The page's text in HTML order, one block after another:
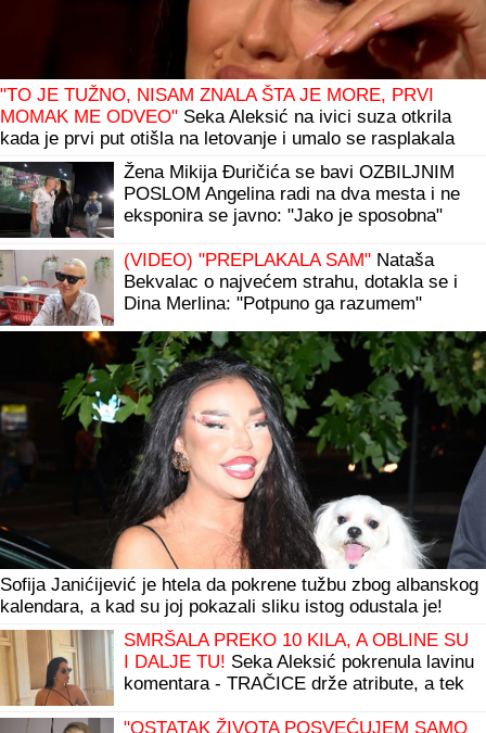
"TO JE TUŽNO, NISAM ZNALA ŠTA JE MORE, PRVI
MOMAK ME ODVEO" Seka Aleksić na ivici suza otkrila
kada je prvi put otišla na letovanje i umalo se rasplakala
Žena Mikija Đuričića se bavi OZBILJNIM
POSLOM Angelina radi na dva mesta i ne
eksponira se javno: "Jako je sposobna"
(VIDEO) "PREPLAKALA SAM" Nataša
Bekvalac o najvećem strahu, dotakla se i
Dina Merlina: "Potpuno ga razumem"
Sofija Janićijević je htela da pokrene tužbu zbog albanskog
kalendara, a kad su joj pokazali sliku istog odustala je!
SMRŠALA PREKO 10 KILA, A OBLINE SU
I DALJE TU! Seka Aleksić pokrenula lavinu
komentara - TRAČICE drže atribute, a tek
"OSTATAK ŽIVOTA POSVEĆUJEM SAMO